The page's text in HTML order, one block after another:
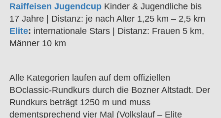
Raiffeisen Jugendcup Kinder & Jugendliche bis
17 Jahre | Distanz: je nach Alter 1,25 km – 2,5 km
Elite: internationale Stars | Distanz: Frauen 5 km,
Männer 10 km
Alle Kategorien laufen auf dem offiziellen
BOclassic-Rundkurs durch die Bozner Altstadt. Der
Rundkurs beträgt 1250 m und muss
dementsprechend vier Mal (Volkslauf – Elite